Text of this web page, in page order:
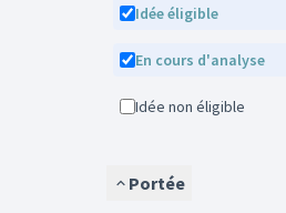
Idée éligible
En cours d'analyse
Idée non éligible
Portée